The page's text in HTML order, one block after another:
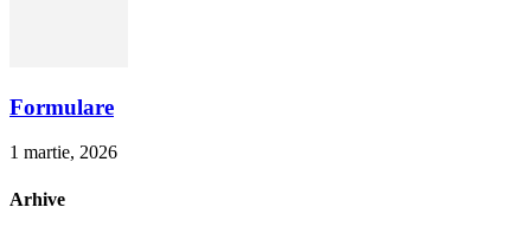
Formulare
1 martie, 2026
Arhive